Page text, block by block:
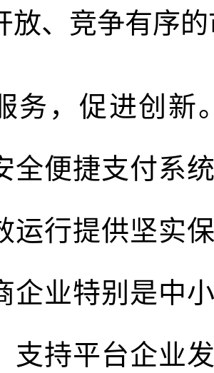
放、竞争有序
务，促进创新
全便捷支付系
运行提供坚实
企业特别是中
支持平台企业